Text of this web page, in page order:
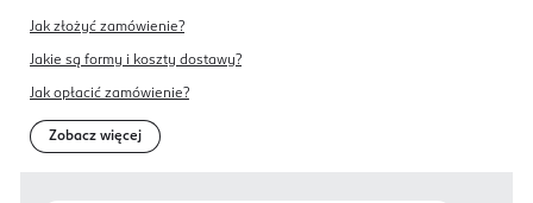
Jak złożyć zamówienie?
Jakie są formy i koszty dostawy?
Jak opłacić zamówienie?
Zobacz więcej